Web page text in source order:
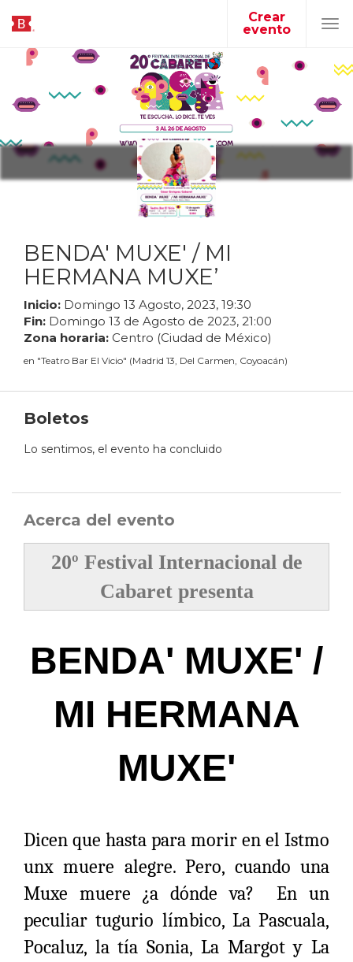
Crear
evento
BENDA' MUXE' / MI
HERMANA MUXE’
Inicio: Domingo 13 Agosto, 2023, 19:30
Fin: Domingo 13 de Agosto de 2023, 21:00
Zona horaria: Centro (Ciudad de México)
en "Teatro Bar El Vicio" (Madrid 13, Del Carmen, Coyoacán)
Boletos
Lo sentimos, el evento ha concluido
Acerca del evento
20º Festival Internacional de
Cabaret presenta
BENDA' MUXE' /
MI HERMANA
MUXE'
Dicen que hasta para morir en el Istmo
unx muere alegre. Pero, cuando una
Muxe muere ¿a dónde va? En un
peculiar tugurio límbico, La Pascuala,
Pocaluz, la tía Sonia, La Margot y La